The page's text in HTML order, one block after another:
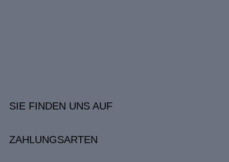
SIE FINDEN UNS AUF
ZAHLUNGSARTEN